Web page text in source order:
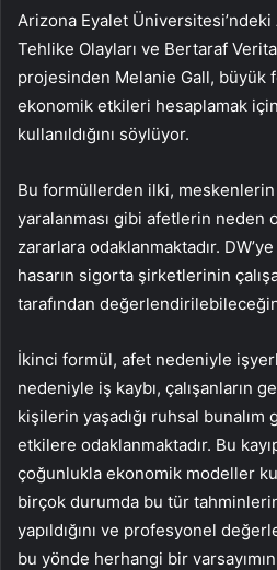
Arizona Eyalet
Tehlike Olayları ve Bertaraf
projesinden Melanie Gall, büyük
ekonomik etkileri hesaplamak
kullanıldığını söylüyor.
Bu formüllerden ilki, meskenlerin
yaralanması gibi afetlerin neden
zararlara odaklanmaktadır.
hasarın sigorta şirketlerinin
tarafından
İkinci formül, afet nedeniyle
nedeniyle iş kaybı, çalışanların
kişilerin yaşadığı ruhsal
etkilere odaklanmaktadır. Bu
çoğunlukla ekonomik modeller
birçok durumda bu tür
yapıldığını ve profesyonel
bu yönde herhangi bir